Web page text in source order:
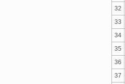
32
33
34
35
36
37